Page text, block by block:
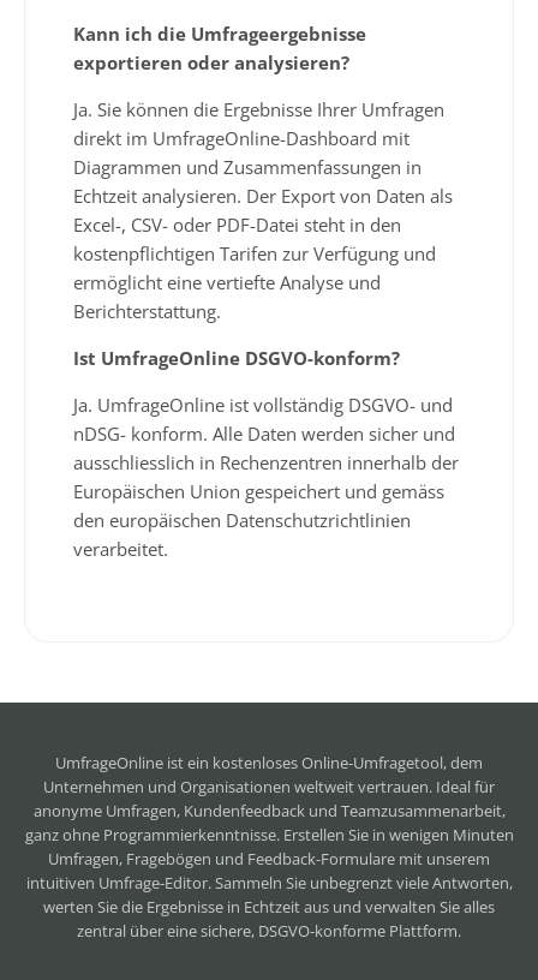
Kann ich die Umfrageergebnisse
exportieren oder analysieren?
Ja. Sie können die Ergebnisse Ihrer Umfragen
direkt im UmfrageOnline-Dashboard mit
Diagrammen und Zusammenfassungen in
Echtzeit analysieren. Der Export von Daten als
Excel-, CSV- oder PDF-Datei steht in den
kostenpflichtigen Tarifen zur Verfügung und
ermöglicht eine vertiefte Analyse und
Berichterstattung.
Ist UmfrageOnline DSGVO-konform?
Ja. UmfrageOnline ist vollständig DSGVO- und
nDSG- konform. Alle Daten werden sicher und
ausschliesslich in Rechenzentren innerhalb der
Europäischen Union gespeichert und gemäss
den europäischen Datenschutzrichtlinien
verarbeitet.
UmfrageOnline ist ein kostenloses Online-Umfragetool, dem
Unternehmen und Organisationen weltweit vertrauen. Ideal für
anonyme Umfragen, Kundenfeedback und Teamzusammenarbeit,
ganz ohne Programmierkenntnisse. Erstellen Sie in wenigen Minuten
Umfragen, Fragebögen und Feedback-Formulare mit unserem
intuitiven Umfrage-Editor. Sammeln Sie unbegrenzt viele Antworten,
werten Sie die Ergebnisse in Echtzeit aus und verwalten Sie alles
zentral über eine sichere, DSGVO-konforme Plattform.